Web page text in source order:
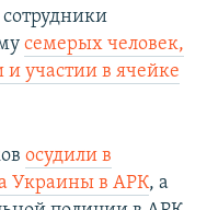
семерых человек,
участии в ячейке
осудили в
Украины в АРК, а